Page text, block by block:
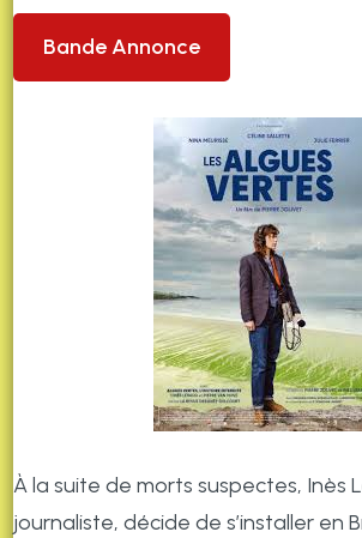
Bande Annonce
À la suite de morts suspectes, Inès
journaliste, décide de s’installer en